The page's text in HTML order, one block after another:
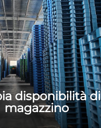
disponibilità di
magazzino